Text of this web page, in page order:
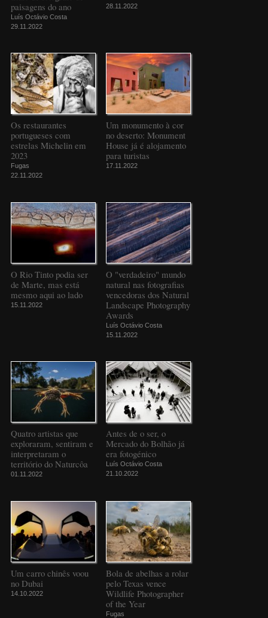
paisagens do ano
Luís Octávio Costa
29.11.2022
28.11.2022
Os restaurantes
portugueses com
estrelas Michelin em
2023
Fugas
22.11.2022
Um monumento à cor
no deserto: Monument
House já é alojamento
para turistas
17.11.2022
O Rio Tinto podia ser
de Marte, mas está
mesmo aqui ao lado
15.11.2022
O "verdadeiro" mundo
natural nas fotografias
vencedoras dos Natural
Landscape Photography
Awards
Luís Octávio Costa
15.11.2022
Quatro artistas que
exploraram, sentiram e
interpretaram o
território do Naturcôa
01.11.2022
Antes de o ser, o
Mercado do Bolhão já
era fotogénico
Luís Octávio Costa
21.10.2022
Um carro chinês voou
no Dubai
14.10.2022
Bola de abelhas a rolar
pelo Texas vence
Wildlife Photographer
of the Year
Fugas